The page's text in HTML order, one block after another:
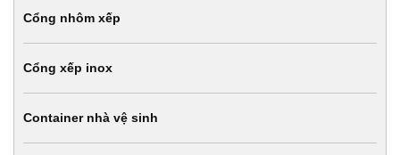
Cổng nhôm xếp
Cổng xếp inox
Container nhà vệ sinh